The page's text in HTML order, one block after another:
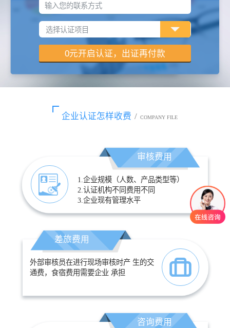
输入您的联系方式
企业认证怎样收费 / COMPANY FILE
审核费用
1.企业规模（人数、产品类型等）
2.认证机构不同费用不同
3.企业现有管理水平
差旅费用
外部审核员在进行现场审核时产 生的交
通费，食宿费用需要企业 承担
咨询费用